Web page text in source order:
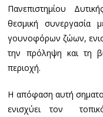
Πανεπιστημίου
θεσμική συνεργασία
γουνοφόρων ζώων,
την πρόληψη και τη
περιοχή.
Η απόφαση αυτή
ενισχύει τον